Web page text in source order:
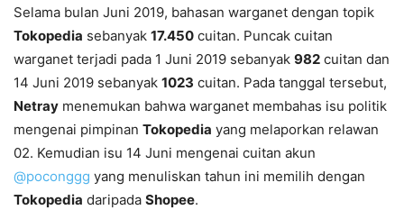
Selama bulan Juni 2019, bahasan warganet dengan topik
Tokopedia sebanyak 17.450 cuitan. Puncak cuitan
warganet terjadi pada 1 Juni 2019 sebanyak 982 cuitan dan
14 Juni 2019 sebanyak 1023 cuitan. Pada tanggal tersebut,
Netray menemukan bahwa warganet membahas isu politik
mengenai pimpinan Tokopedia yang melaporkan relawan
02. Kemudian isu 14 Juni mengenai cuitan akun
@poconggg yang menuliskan tahun ini memilih dengan
Tokopedia daripada Shopee.